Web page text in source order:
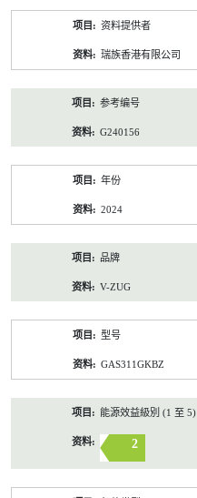
资料提供者
瑞族香港有限公司
参考编号
G240156
年份
2024
品牌
V-ZUG
型号
GAS311GKBZ
能源效益級別 (1 至 5)
2